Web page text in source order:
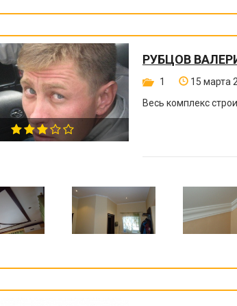
РУБЦОВ
1 15 марта
Весь комплекс